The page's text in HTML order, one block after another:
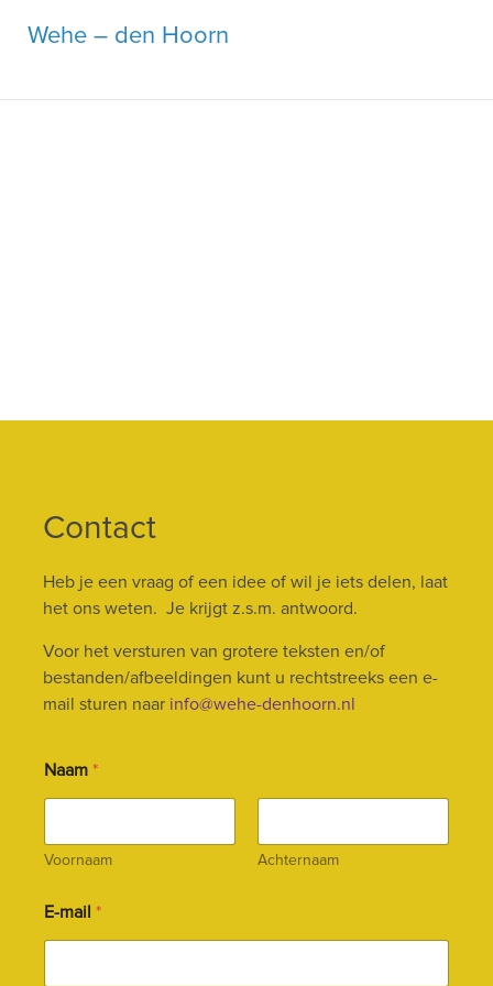
naarWehe – den Hoorn
Contact
Heb je een vraag of een idee of wil je iets delen, laat
het ons weten. Je krijgt z.s.m. antwoord.
Voor het versturen van grotere teksten en/of
bestanden/afbeeldingen kunt u rechtstreeks een e-
mail sturen naar info@wehe-denhoorn.nl
Naam *
Voornaam Achternaam
E-mail *